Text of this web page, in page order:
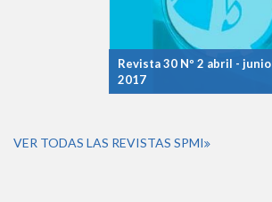
Revista 30 Nº 2 abril - junio
2017
VER TODAS LAS REVISTAS SPMI